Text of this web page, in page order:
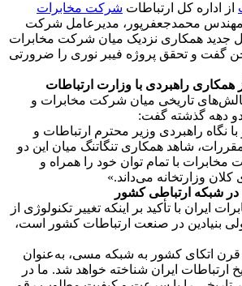
از اداره کل ارتباطات شرکت مخابرات
مهندس محمدجعفرپور، مدیرعامل شرکت
جدید همکاری نزدیک میان شرکت مخابرات
گفت و تحقق پروژه فیبر نوری را ضرورتی
همکاری راهبردی با وزارت ارتباطات
تاریخی میان شرکت مخابرات و
دهه گذشته گفت:
نگاه راهبردی وزیر محترم ارتباطات و
شاهد همکاری تنگاتنگ میان این دو
با تمام توان خود را همراه و
وزارتخانه می‌داند.»
ایران با تأکید بر اینکه تغییر تکنولوژی از
بنیادین در صنعت ارتباطات کشور است،
قرن اتکای کشور به شبکه مسی، به‌عنوان
ایران شناخته خواهد شد. ما در